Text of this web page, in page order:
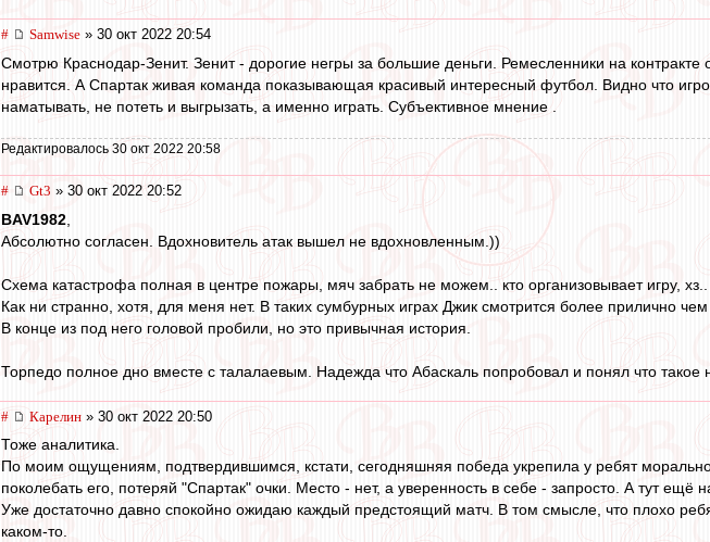
# Samwise » 30 окт 2022 20:54
Смотрю Краснодар-Зенит. Зенит - дорогие негры за большие деньги. Ремесленники на контракте
нравится. А Спартак живая команда показывающая красивый интересный футбол. Видно что
наматывать, не потеть и выгрызать, а именно играть. Субъективное мнение .
Редактировалось 30 окт 2022 20:58
# Gt3 » 30 окт 2022 20:52
BAV1982
Абсолютно согласен. Вдохновитель атак вышел не вдохновленным.))
Схема катастрофа полная в центре пожары, мяч забрать не можем.. кто организовывает игру, хз..
Как ни странно, хотя, для меня нет. В таких сумбурных играх Джик смотрится более прилично
В конце из под него головой пробили, но это привычная история.
Торпедо полное дно вместе с талалаевым. Надежда что Абаскаль попробовал и понял что такое
# Карелин » 30 окт 2022 20:50
Тоже аналитика.
По моим ощущениям, подтвердившимся, кстати, сегодняшняя победа укрепила у ребят
поколебать его, потеряй "Спартак" очки. Место - нет, а уверенность в себе - запросто. А тут ещё
Уже достаточно давно спокойно ожидаю каждый предстоящий матч. В том смысле, что плохо
каком-то.